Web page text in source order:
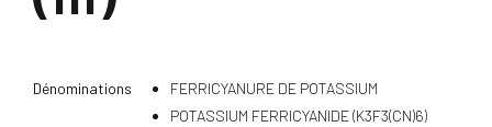
Dénominations
FERRICYANURE DE POTASSIUM
POTASSIUM FERRICYANIDE (K3F3(CN)6)